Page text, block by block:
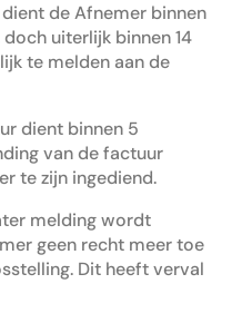
de Afnemer binnen
uiterlijk binnen 14
te melden aan de
dient binnen 5
van de factuur
te zijn ingediend.
melding wordt
geen recht meer toe
Dit heeft verval